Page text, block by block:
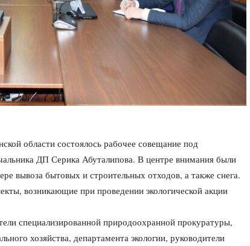
области состоялось рабочее совещание под
ДП Серика Абуталипова. В центре внимания были
вывоза бытовых и строительных отходов, а также снега.
возникающие при проведении экологической акции
специализированной природоохранной прокуратуры,
хозяйства, департамента экологии, руководители